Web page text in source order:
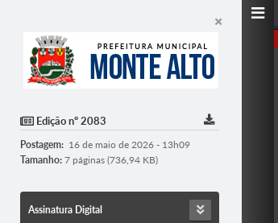
Edição nº 2083
Postagem: 16 de maio de 2026 - 13h09
Tamanho: 7 páginas (736,94 KB)
Assinatura Digital